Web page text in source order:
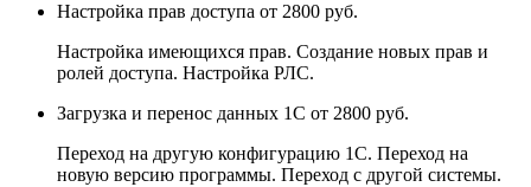
Настройка прав доступа от 2800 руб.
Настройка имеющихся прав. Создание новых прав и
ролей доступа. Настройка РЛС.
Загрузка и перенос данных 1С от 2800 руб.
Переход на другую конфигурацию 1С. Переход на
новую версию программы. Переход с другой системы.